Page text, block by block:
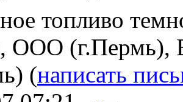
топливо
ООО (г.Пермь),
(написать